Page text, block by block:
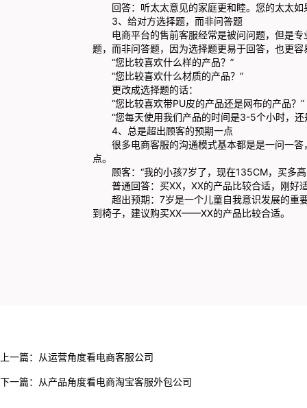
回答：听太太意见的家庭更和睦。您的太太如
3、给对方选择题，而非问答题
电商平台的售前客服经常是被问问题，但是专
题，而非问答题，因为选择题更易于回答，也更容
“您比较喜欢什么样的产品？”
“您比较喜欢什么材质的产品？”
更改成选择题的话：
“您比较喜欢带PU皮的产品还是网布的产品？”
“您每天使用我们产品的时间是3-5个小时，还
4、总是超出顾客的预期一点
很多电商客服的沟通模式基本都是是一问一答
点。
顾客：“我的小孩7岁了，现在135CM，买多高
普通回答：买XX，XX的产品比较合适，刚好
超出预期：7岁是一个儿童自我意识发展的重
到椅子，建议购买XX——XX的产品比较合适。
上一篇： 从运营角度看电商客服公司
下一篇： 从产品角度看电商淘宝客服外包公司